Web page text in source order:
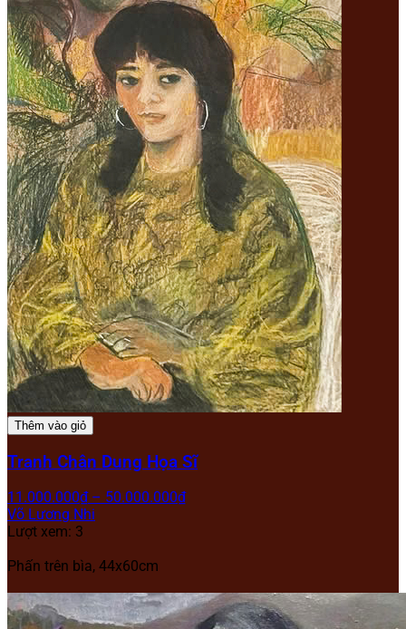
Thêm vào giỏ
Tranh Chân Dung Họa Sĩ
11.000.000₫ – 50.000.000₫
Võ Lương Nhi
Lượt xem: 3
Phấn trên bìa, 44x60cm